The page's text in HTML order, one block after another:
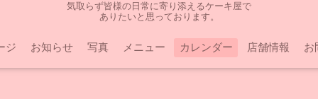
気取らず皆様の日常に寄り添えるケーキ屋で
ありたいと思っております。
ジ お知らせ 写真 メニュー カレンダー 店舗情報 お